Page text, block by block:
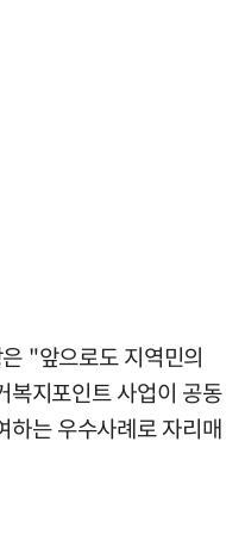
"앞으로도 지역민의
복지포인트 사업이 공동
하는 우수사례로 자리매